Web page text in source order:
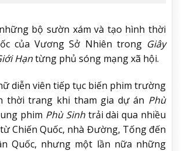
bộ sườn xám và tạo hình thời
của Vương Sở Nhiên trong Giây
Hạntừng phủ sóng mạng xã hội.
diễn viên tiếp tục biến phim trường
thời trang khi tham gia dự án Phù
phim Phù Sinhtrải dài qua nhiều
Chiến Quốc, nhà Đường, Tống đến
Quốc, nhưng một lần nữa những